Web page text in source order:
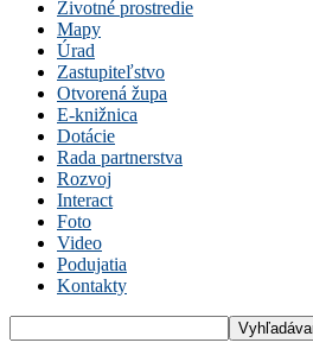
Životné prostredie
Mapy
Úrad
Zastupiteľstvo
Otvorená župa
E-knižnica
Dotácie
Rada partnerstva
Rozvoj
Interact
Foto
Video
Podujatia
Kontakty